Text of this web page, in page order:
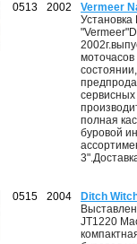
0513 2002
Vermeer
полная
буровой
0515 2004
Ditch
JT1220